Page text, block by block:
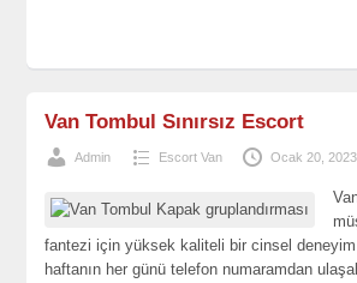
Van Tombul Sınırsız Escort
Admin Escort Van Ocak 20, 2023
fantezi için yüksek kaliteli bir cinsel
haftanın her günü telefon numaramdan